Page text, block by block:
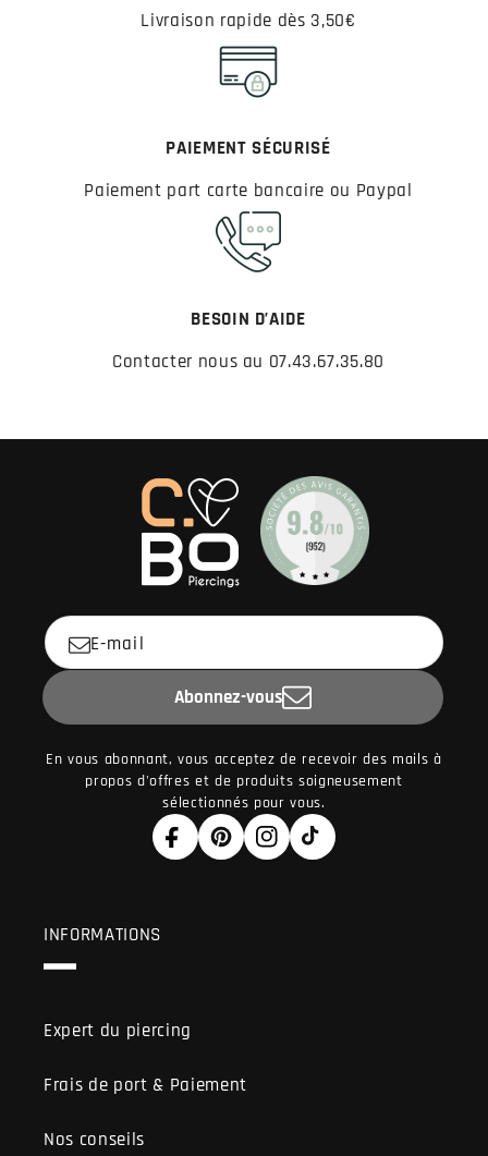
Livraison rapide dès 3,50€
PAIEMENT SÉCURISÉ
Paiement part carte bancaire ou Paypal
BESOIN D’AIDE
Contacter nous au 07.43.67.35.80
E-mail
Abonnez-vous
En vous abonnant, vous acceptez de recevoir des mails à
propos d'offres et de produits soigneusement
sélectionnés pour vous.
FacebookPinterestInstagram
TikTok
INFORMATIONS
Expert du piercing
Frais de port & Paiement
Nos conseils